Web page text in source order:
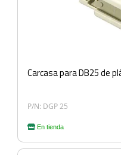
Carcasa para DB25 de
P/N: DGP 25
En tienda